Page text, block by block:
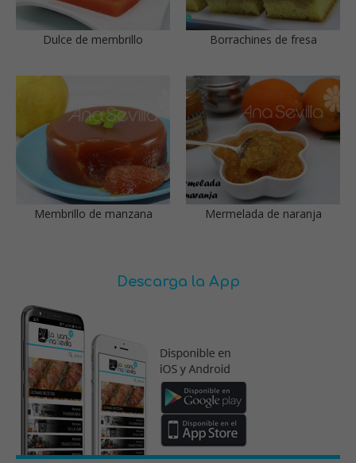
Dulce de membrillo Borrachines de fresa
Membrillo de manzana Mermelada de naranja
Descarga la App